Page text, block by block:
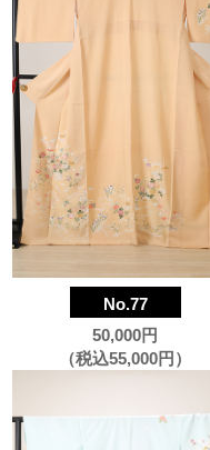
No.77
50,000円
（税込55,000円）